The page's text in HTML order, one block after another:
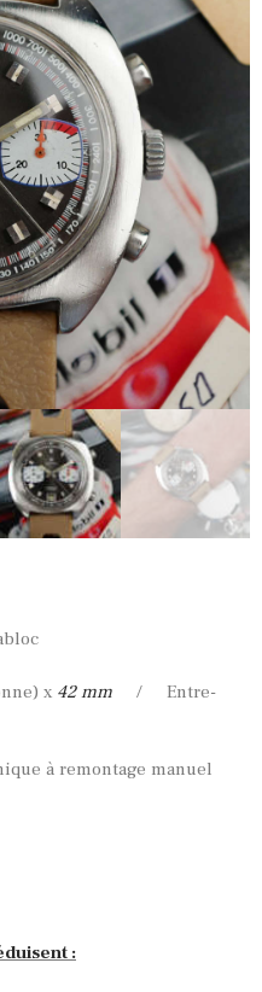
x 42 mm / Entre-
à remontage manuel
: